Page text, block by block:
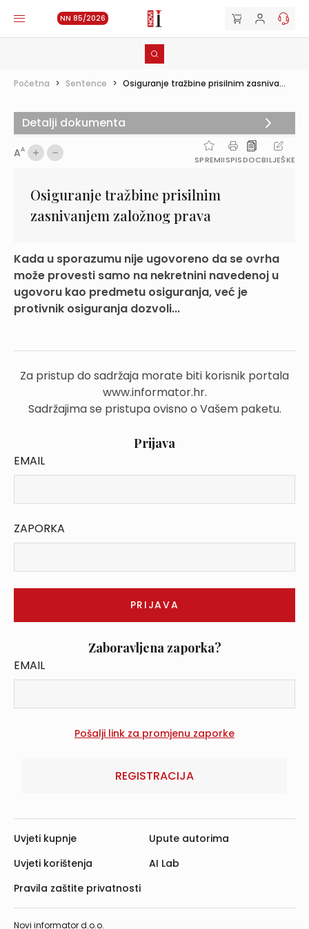
NN 85/2026
Početna > Sentence > Osiguranje tražbine prisilnim zasniva...
AA
SPREMIISPISDOCBILJEŠKE
Osiguranje tražbine prisilnim
zasnivanjem založnog prava
Kada u sporazumu nije ugovoreno da se ovrha
može provesti samo na nekretnini navedenoj u
ugovoru kao predmetu osiguranja, već je
protivnik osiguranja dozvoli...
Za pristup do sadržaja morate biti korisnik portala
www.informator.hr.
Sadržajima se pristupa ovisno o Vašem paketu.
Prijava
EMAIL
ZAPORKA
Zaboravljena zaporka?
EMAIL
REGISTRACIJA
Detalji dokumenta
Novi informator d.o.o.
Uvjeti kupnje
Uvjeti korištenja
Pravila zaštite privatnosti
Upute autorima
AI Lab